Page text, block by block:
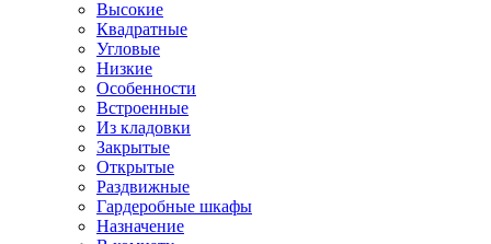
Высокие
Квадратные
Угловые
Низкие
Особенности
Встроенные
Из кладовки
Закрытые
Открытые
Раздвижные
Гардеробные шкафы
Назначение